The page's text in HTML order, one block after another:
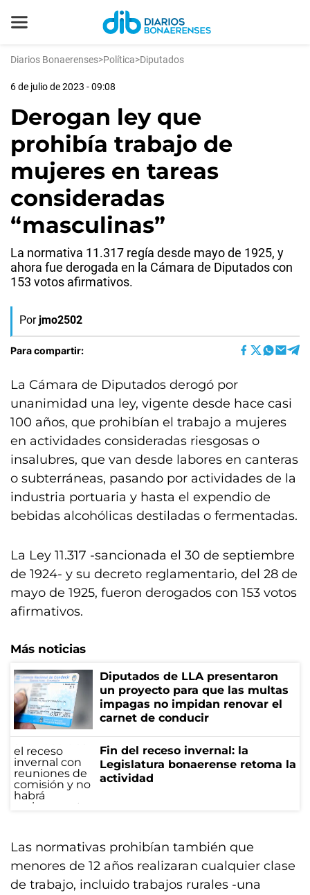
Diarios Bonaerenses>Política>Diputados
6 de julio de 2023 - 09:08
Derogan ley que
prohibía trabajo de
mujeres en tareas
consideradas
“masculinas”
La normativa 11.317 regía desde mayo de 1925, y
ahora fue derogada en la Cámara de Diputados con
153 votos afirmativos.
Por jmo2502
Para compartir:
La Cámara de Diputados derogó por
unanimidad una ley, vigente desde hace casi
100 años, que prohibían el trabajo a mujeres
en actividades consideradas riesgosas o
insalubres, que van desde labores en canteras
o subterráneas, pasando por actividades de la
industria portuaria y hasta el expendio de
bebidas alcohólicas destiladas o fermentadas.
La Ley 11.317 -sancionada el 30 de septiembre
de 1924- y su decreto reglamentario, del 28 de
mayo de 1925, fueron derogados con 153 votos
afirmativos.
Más noticias
Diputados de LLA presentaron
un proyecto para que las multas
impagas no impidan renovar el
carnet de conducir
Fin del receso invernal: la
Legislatura bonaerense retoma la
actividad
Las normativas prohibían también que
menores de 12 años realizaran cualquier clase
de trabajo, incluido trabajos rurales -una